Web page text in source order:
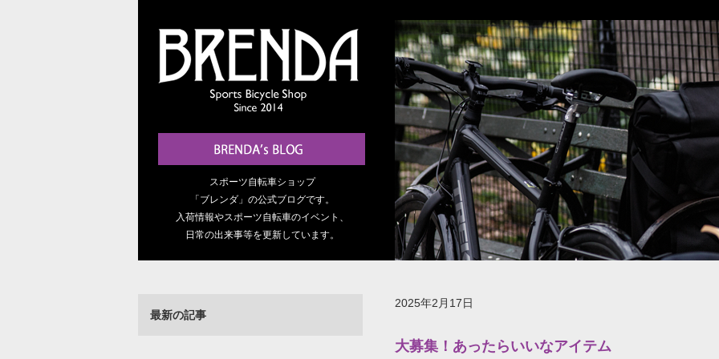
スポーツ自転車ショップ
「ブレンダ」の公式ブログです。
入荷情報やスポーツ自転車のイベント、
日常の出来事等を更新しています。
2025年2月17日
大募集！あったらいいなアイテム
最新の記事